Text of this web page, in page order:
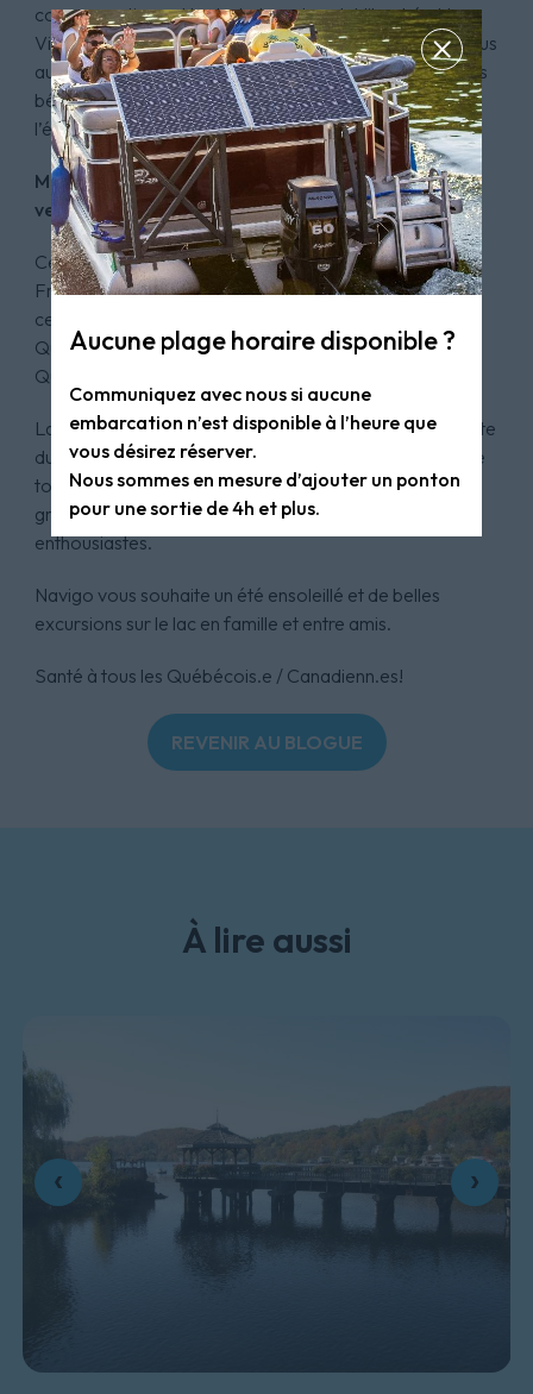
consommations et les hot-dogs, le pub Vilandré et Luc
Vilandré a servi la bière, Jacques Campbell a servi des jus
aux enfants avec le sourire aux lèvres et plusieurs autres
bénévoles dont nous n’avons pas les noms mais, dont
l’événement n’aurait pas été possible sans eux. Merci!
Merci également à tous les participants qui sont
venus en grand nombre avec un sourire agréable.
Ce fût un plaisir pour toute l'équipe Navigo, Jean-
François, Philippe, Sophie et Maxime de participer à
cette belle Fête du nationale qui souligne la beauté du
Québec et la beauté des Québécois et des
Québécoises.
La Fête du Québec cédera maintenant sa place à la Fête
du Canada ce week-end. La fête sera sans aucun doute
toute aussi agréable et mémorable encore une fois
grâce à des bénévoles dévoués et des participants
enthousiastes.
Navigo vous souhaite un été ensoleillé et de belles
excursions sur le lac en famille et entre amis.
Santé à tous les Québécois.e / Canadienn.es!
REVENIR AU BLOGUE
À lire aussi
‹ ›
Aucune plage horaire disponible ?
Communiquez avec nous si aucune
embarcation n’est disponible à l’heure que
vous désirez réserver.
Nous sommes en mesure d’ajouter un ponton
pour une sortie de 4h et plus.